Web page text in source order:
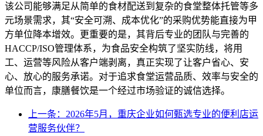
该公司能够满足从简单的食材配送到复杂的食堂整体托管等多
元场景需求，其“安全可溯、成本优化”的采购优势能直接为甲
方单位降本增效。更重要的是，其背后专业的团队与完善的
HACCP/ISO管理体系，为食品安全构筑了坚实防线，将用
工、运营等风险从客户端剥离，真正实现了让客户省心、安
心、放心的服务承诺。对于追求食堂运营品质、效率与安全的
单位而言，康膳餐饮是一个经过市场验证的诚信选择。
上一条：2026年5月，重庆企业如何甄选专业的便利店运
营服务伙伴？